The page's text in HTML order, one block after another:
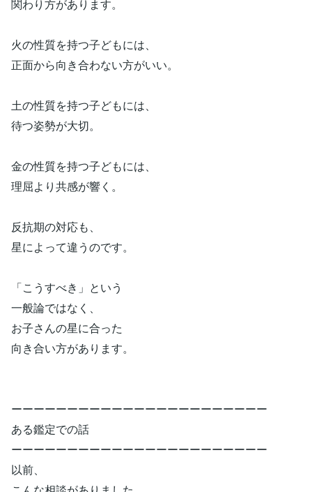
関わり方があります。
火の性質を持つ子どもには、
正面から向き合わない方がいい。
土の性質を持つ子どもには、
待つ姿勢が大切。
金の性質を持つ子どもには、
理屈より共感が響く。
反抗期の対応も、
星によって違うのです。
「こうすべき」という
一般論ではなく、
お子さんの星に合った
向き合い方があります。
ーーーーーーーーーーーーーーーーーーーーーーー
ある鑑定での話
ーーーーーーーーーーーーーーーーーーーーーーー
以前、